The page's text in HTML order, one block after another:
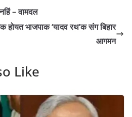
– वामदल
होयत भाजपाक ‘यादव रथ’क संग बिहार
आगमन
Like